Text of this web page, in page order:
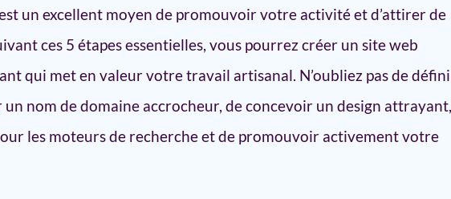
un excellent moyen de promouvoir votre activité et d’attirer de
ces 5 étapes essentielles, vous pourrez créer un site web
qui met en valeur votre travail artisanal. N’oubliez pas de
nom de domaine accrocheur, de concevoir un design attrayant,
les moteurs de recherche et de promouvoir activement votre